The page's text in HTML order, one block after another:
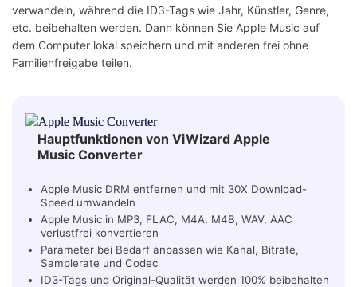
verwandeln, während die ID3-Tags wie Jahr, Künstler, Genre,
etc. beibehalten werden. Dann können Sie Apple Music auf
dem Computer lokal speichern und mit anderen frei ohne
Familienfreigabe teilen.
Hauptfunktionen von ViWizard Apple
Music Converter
Apple Music DRM entfernen und mit 30X Download-
Speed umwandeln
Apple Music in MP3, FLAC, M4A, M4B, WAV, AAC
verlustfrei konvertieren
Parameter bei Bedarf anpassen wie Kanal, Bitrate,
Samplerate und Codec
ID3-Tags und Original-Qualität werden 100% beibehalten